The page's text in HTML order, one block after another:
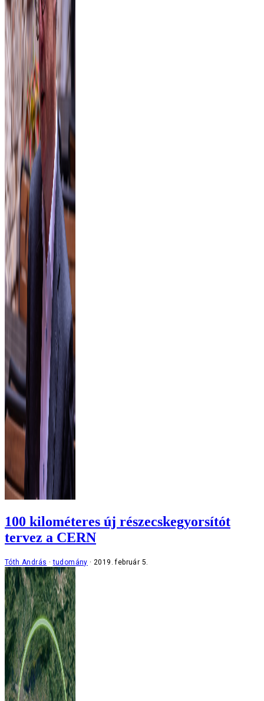
100 kilométeres új részecskegyorsítót
tervez a CERN
Tóth András tudomány 2019. február 5.